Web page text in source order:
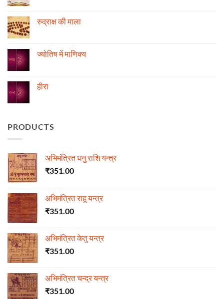
अनुसार
तेजी-
रोग
एवं
रुद्राक्ष की माला
रुद्राक्ष
की
ज्योतिष में माणिक्य
ज्योतिष
मेंहीरा
PRODUCTS
अभिमंत्रित धनु राशि यन्त्र
₹351.00
अभिमंत्रित राहू यन्त्र
₹351.00
अभिमंत्रित केतु यन्त्र
₹351.00
अभिमंत्रित चन्द्र यन्त्र
₹351.00